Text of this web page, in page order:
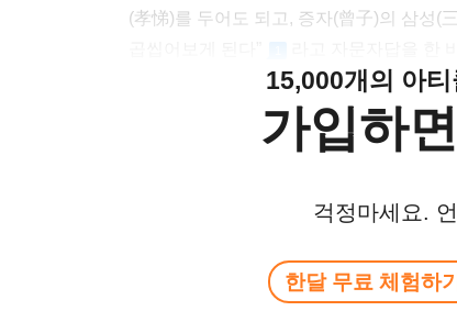
(孝悌)를 두어도 되고, 증자(曾子)의 삼성(
15,000개의 아
가입하
걱정마세요.
한달 무료 체험하기